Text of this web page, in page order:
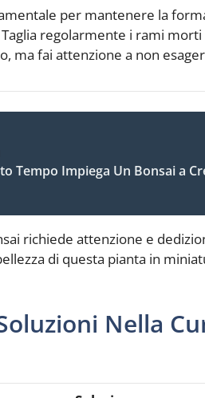
per mantenere la
regolarmente i rami
ma fai attenzione a non
Tempo Impiega Un Bonsai a
richiede attenzione e
di questa pianta in
Nella